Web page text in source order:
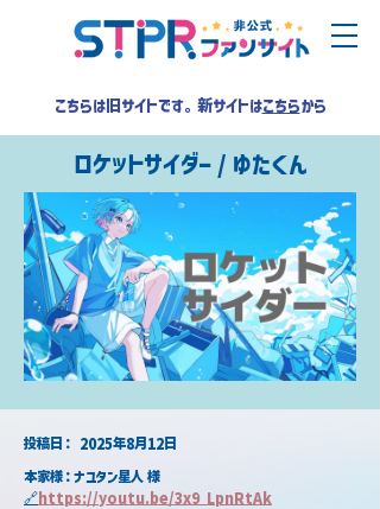
こちらは旧サイトです。新サイトはこちらから
ロケットサイダー / ゆたくん
2025年8月12日
​投稿日：
本家様：ナユタン星人 様
🔗https://youtu.be/3x9_LpnRtAk